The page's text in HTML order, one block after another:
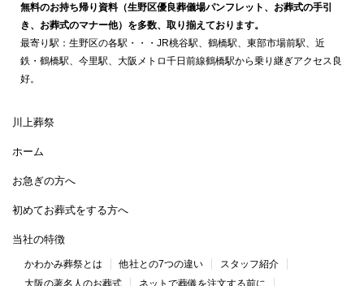
無料のお持ち帰り資料（生野区優良葬儀場パンフレット、お葬式の手引
き、お葬式のマナー他）を多数、取り揃えております。
最寄り駅：生野区の各駅・・・JR桃谷駅、鶴橋駅、東部市場前駅、近
鉄・鶴橋駅、今里駅、大阪メトロ千日前線鶴橋駅から乗り継ぎアクセス良
好。
川上葬祭
ホーム
お急ぎの方へ
初めてお葬式をする方へ
当社の特徴
かわかみ葬祭とは 他社との7つの違い
スタッフ紹介
大阪の著名人のお葬式
ネットで葬儀を注文する前に